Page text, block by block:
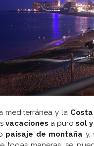
mediterránea y la
vacaciones a puro sol
paisaje de montaña y,